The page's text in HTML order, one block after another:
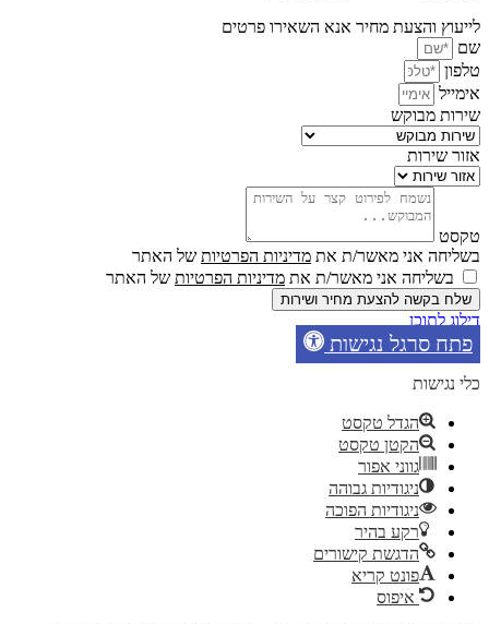
והצעת מחיר אנא השאירו פרטים
מבוקש
אני מאשר/ת אתמדיניות הפרטיותשל האתר
אני מאשר/ת אתמדיניות הפרטיותשל האתר
להצעת מחיר ושירות
סרגל נגישות
הגדל טקסט
הקטן טקסט
גווני אפור
ניגודיות גבוהה
ניגודיות הפוכה
רקע בהיר
הדגשת קישורים
פונט קריא
איפוס